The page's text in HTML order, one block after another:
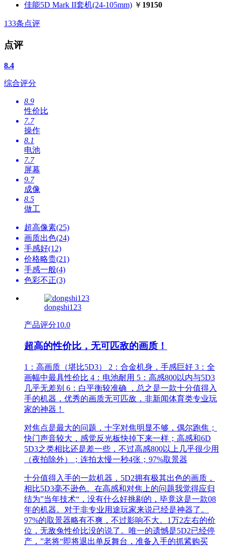
佳能5D Mark II套机(24-105mm) ￥ 19150
133条点评
点评
8.4
综合评分
8.9
性价比
7.7
操作
8.1
电池
7.7
屏幕
9.7
成像
8.5
做工
超高像素(25)
画质出色(24)
手感好(12)
价格略贵(21)
手感一般(4)
色彩不正(3)
dongshi123
产品评分10.0
超高的性价比，无可匹敌的画质！
1：高画质（堪比5D3） 2：合金机身，手感巨好 3：全
画幅中最具性价比 4：电池耐用 5：高感800以内与5D3
几乎无差别 6：白平衡较准确 ，总之是一款十分值得入
手的机器，优秀的画质无可匹敌，非新闻体育类专业玩
家的神器！
对焦点是最大的问题，十字对焦明显不够，偶尔跑焦；
快门声音较大，感觉反光板快掉下来一样；高感和6D
5D3之类相比还是差一些，不过高感800以上几乎很少用
（夜拍除外）；连拍太慢一秒4张；97%取景器
十分值得入手的一款机器，5D2拥有极其出色的画质，
相比5D3毫不逊色。在高感和对焦上的问题我觉得应归
结为”当年技术“，没有什么好挑剔的，毕竟这是一款08
年的机器。对于非专业用途玩家来说已经是神器了。
97%的取景器略有不爽，不过影响不大。1万2左右的价
位，无敌兔性价比没的说了。唯一的遗憾是5D2已经停
产，”老将“即将退出单反舞台，准备入手的抓紧购买